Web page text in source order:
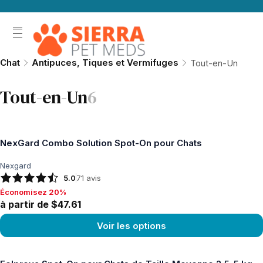
Chat Antipuces, Tiques et Vermifuges Tout-en-Un
Tout-en-Un6
NexGard Combo Solution Spot-On pour Chats
Nexgard
5.071 avis
Économisez 20%, à partir de $47.61
Économisez 20%
à partir de $47.61
Voir les options